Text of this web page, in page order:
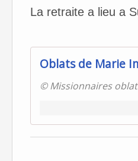
La retraite a lieu a
Oblats de Marie
© Missionnaires